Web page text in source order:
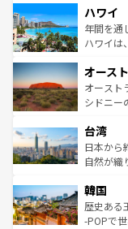
ば市内交通
着のスイ
のような
ンメント
西部には
部のニュ
文化が魅
しみなが
ならではの贅
情報はコ
ハワイ
年間を通
ハワイは
ワイ島は
島だが、
おすすめ
れるおも
人々、お
ク、伝統
ワイを、存分に
はコンテ
オース
オースト
シドニー
リアリー
ク）、タ
ど、見ど
いる。ア
ビング、
い。オー
台湾
日本から
自然が織
ン）、静
と山間の
驚きをも
韓国
歴史ある
-POPで